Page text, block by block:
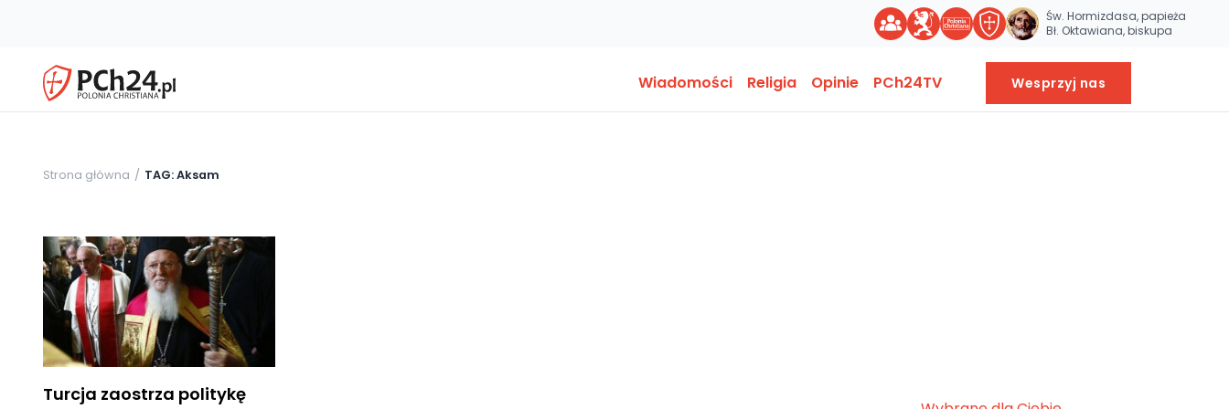
Św. Hormizdasa, papieża
Bł. Oktawiana, biskupa
Wiadomości Religia Opinie PCh24TV Wesprzyj nas
Strona główna TAG: Aksam
Turcja zaostrza politykę